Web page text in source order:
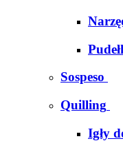
Sospeso
Quilling
Igły